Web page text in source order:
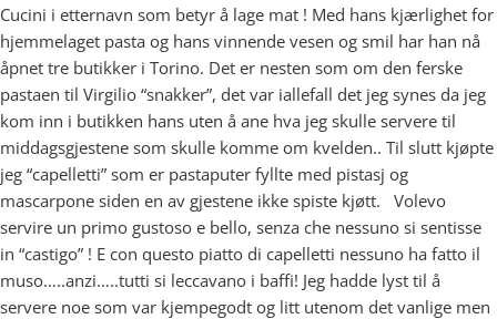
Cucini i etternavn som betyr å lage mat ! Med hans kjærlighet for
hjemmelaget pasta og hans vinnende vesen og smil har han nå
åpnet tre butikker i Torino. Det er nesten som om den ferske
pastaen til Virgilio “snakker”, det var iallefall det jeg synes da jeg
kom inn i butikken hans uten å ane hva jeg skulle servere til
middagsgjestene som skulle komme om kvelden.. Til slutt kjøpte
jeg “capelletti” som er pastaputer fyllte med pistasj og
mascarpone siden en av gjestene ikke spiste kjøtt. Volevo
servire un primo gustoso e bello, senza che nessuno si sentisse
in “castigo” ! E con questo piatto di capelletti nessuno ha fatto il
muso…..anzi…..tutti si leccavano i baffi! Jeg hadde lyst til å
servere noe som var kjempegodt og litt utenom det vanlige men